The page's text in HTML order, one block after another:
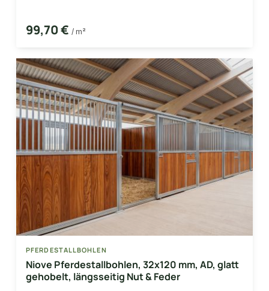
99,70 € / m²
PFERDESTALLBOHLEN
Niove Pferdestallbohlen, 32x120 mm, AD, glatt
gehobelt, längsseitig Nut & Feder